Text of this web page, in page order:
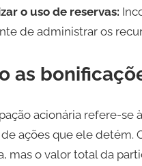
o uso de reservas:
de administrar os
as
acionária refere-se
ações que ele detém.
mas o valor total da